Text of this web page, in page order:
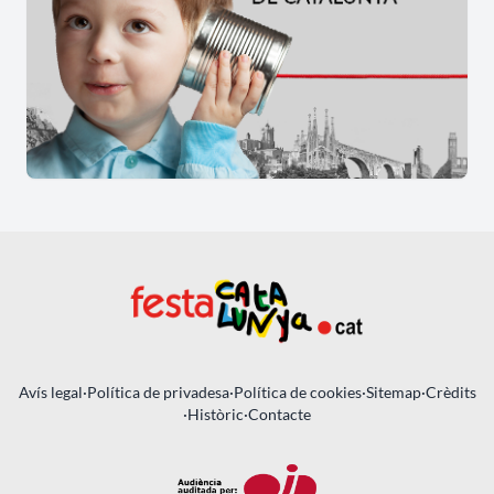
Avís legal·Política de privadesa·Política de cookies·Sitemap·Crèdits
·Històric·Contacte